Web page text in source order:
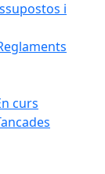
i
curs